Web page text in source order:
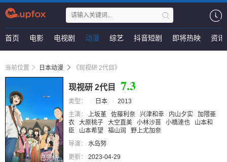
首页 电影 电视剧 动漫 综艺 抖音短剧 即将热映 资讯
当前位置 日本动漫 《现视研 2代目》
已完结
现视研 2代目 7.3
类型： 日本
2013
主演：
上坂堇 佐藤利奈 兴津和幸 内山夕实
加隈亜
衣
大原桃子 大空直美 小林沙苗 小橋達也
山本和
臣
山本希望 福山润
野上尤加奈
导演：
水岛努
更新：
2023-04-29